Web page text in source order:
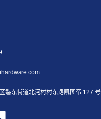
磐东街道北河村村东路凯图帝 127 号